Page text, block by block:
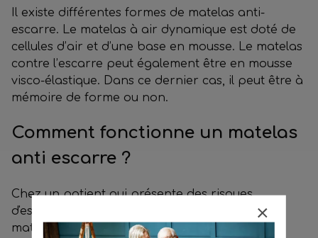
Il existe différentes formes de matelas anti-
escarre. Le matelas à air dynamique est doté de
cellules d’air et d’une base en mousse. Le matelas
contre l’escarre peut également être en mousse
visco-élastique. Dans ce dernier cas, il peut être à
mémoire de forme ou non.
Comment fonctionne un matelas
anti escarre ?
Chez un patient qui présente des risques
d'escarres, le matelas anti-escarre remplace le
matelas classique. Ce matelas médical permet